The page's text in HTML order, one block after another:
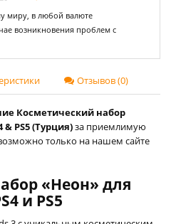
миру, в любой валюте
возникновения проблем с
Отзывов (0)
Косметический набор
PS5 (Турция)за приемлимую
только на нашем сайте
«Неон» для
и PS5